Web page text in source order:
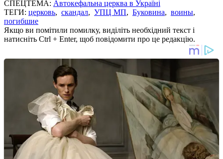
СПЕЦТЕМА: Автокефальна церква в Україні
ТЕГИ: церковь, скандал, УПЦ МП, Буковина, воины,
погибшие
Якщо ви помітили помилку, виділіть необхідний текст і
натисніть Ctrl + Enter, щоб повідомити про це редакцію.